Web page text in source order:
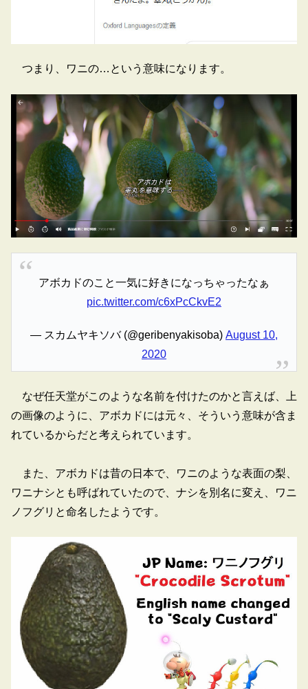
つまり、ワニの…という意味になります。
アボカドのこと一気に好きになっちゃったなぁ
pic.twitter.com/c6xPcCkvE2
— スカムヤキソバ (@geribenyakisoba) August 10,
2020
なぜ任天堂がこのような名前を付けたのかと言えば、上
の画像のように、アボカドには元々、そういう意味が含ま
れているからだと考えられています。
また、アボカドは昔の日本で、ワニのような表面の梨、
ワニナシとも呼ばれていたので、ナシを別名に変え、ワニ
ノフグリと命名したようです。